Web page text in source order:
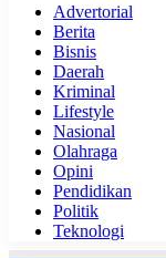
Advertorial
Berita
Bisnis
Daerah
Kriminal
Lifestyle
Nasional
Olahraga
Opini
Pendidikan
Politik
Teknologi